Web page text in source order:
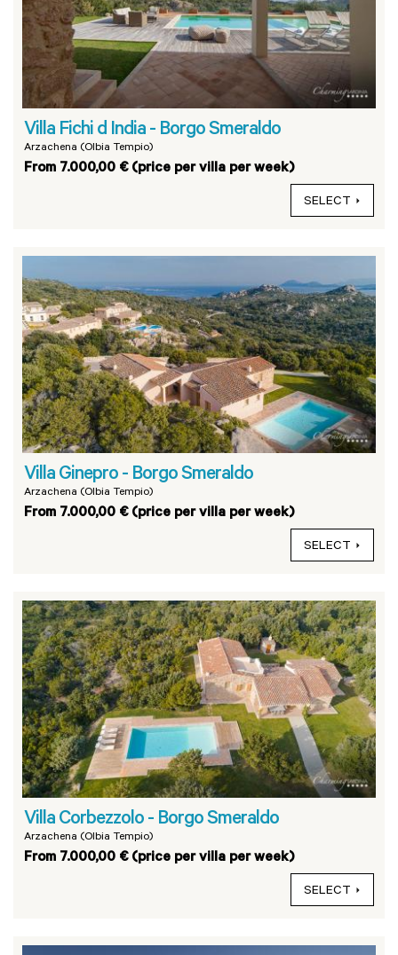
Villa Fichi d India - Borgo Smeraldo
Arzachena (Olbia Tempio)
From 7.000,00 € (price per villa per week)
SELECT
Villa Ginepro - Borgo Smeraldo
Arzachena (Olbia Tempio)
From 7.000,00 € (price per villa per week)
SELECT
Villa Corbezzolo - Borgo Smeraldo
Arzachena (Olbia Tempio)
From 7.000,00 € (price per villa per week)
SELECT